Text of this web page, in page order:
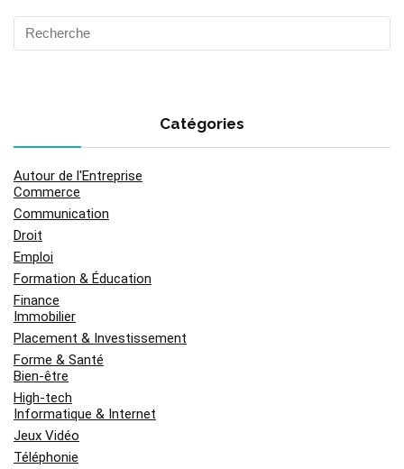
Catégories
Autour de l'Entreprise
Commerce
Communication
Droit
Emploi
Formation & Éducation
Finance
Immobilier
Placement & Investissement
Forme & Santé
Bien-être
High-tech
Informatique & Internet
Jeux Vidéo
Téléphonie